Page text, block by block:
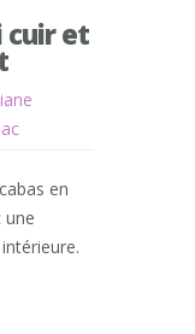
cuir et
en
une